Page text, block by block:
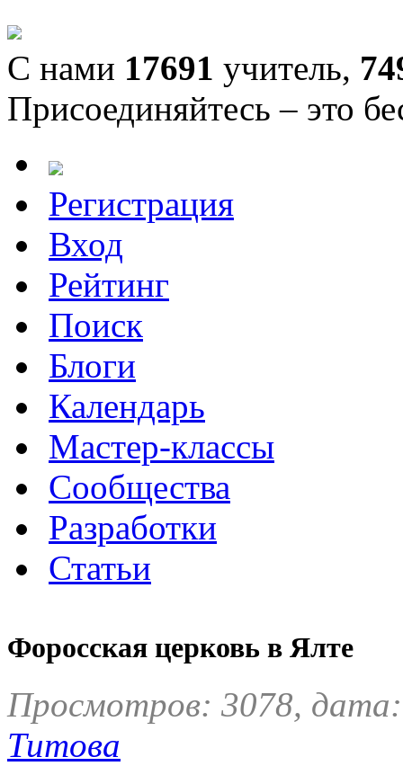
С нами 17691 учитель,
Присоединяйтесь – это
Регистрация
Вход
Рейтинг
Поиск
Блоги
Календарь
Мастер-классы
Сообщества
Разработки
Статьи
Форосская церковь в Ялте
Просмотров: 3078,
Титова